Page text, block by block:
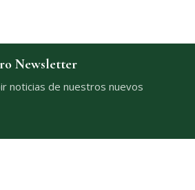
Newsletter
noticias de nuestros nuevos